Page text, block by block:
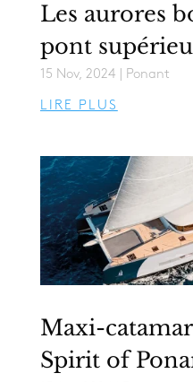
Les aurores
pont
15 Nov, 2024 Ponant
LIRE PLUS
Maxi-
Spirit of